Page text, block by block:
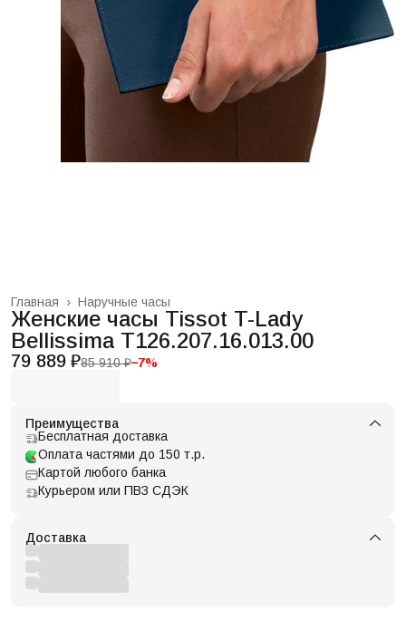
Наручные часы
Главная ›
Женские часы Tissot T-Lady
Bellissima T126.207.16.013.00
79 889 ₽85 910 ₽−7%
Преимущества
Бесплатная доставка
Оплата частями до 150 т.р.
Картой любого банка
Курьером или ПВЗ СДЭК
Доставка